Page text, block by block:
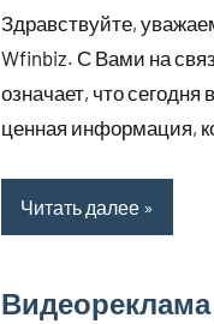
Здравствуйте,
Wfinbiz. С Вами на
означает, что сегодня
ценная информация,
Читать далее